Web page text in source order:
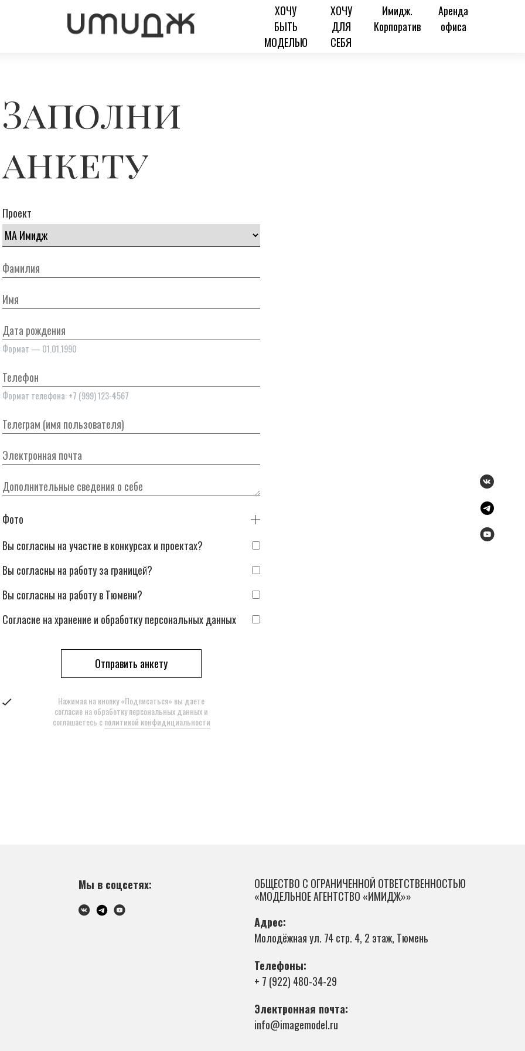
ХОЧУ
БЫТЬ
МОДЕЛЬЮ
ХОЧУ
ДЛЯ
СЕБЯ
Имидж.
Корпоратив
Аренда
офиса
Заполни
анкету
Проект
Фамилия
Имя
Дата рождения
Формат — 01.01.1990
Телефон
Формат телефона: +7 (999) 123-4567
Телеграм (имя пользователя)
Электронная почта
Дополнительные сведения о себе
Фото
Вы согласны на участие в конкурсах и проектах?
Вы согласны на работу за границей?
Вы согласны на работу в Тюмени?
Согласие на хранение и обработку персональных данных
Отправить анкету
Нажимая на кнопку «Подписаться» вы даете
согласие на обработку персональных данных и
соглашаетесь сполитикой конфидициальности
Мы в соцсетях:
ОБЩЕСТВО С ОГРАНИЧЕННОЙ ОТВЕТСТВЕННОСТЬЮ
«МОДЕЛЬНОЕ АГЕНТСТВО «ИМИДЖ»»
Адрес:
Молодёжная ул. 74 стр. 4, 2 этаж, Тюмень
Телефоны:
+ 7 (922) 480-34-29
Электронная почта:
info@imagemodel.ru